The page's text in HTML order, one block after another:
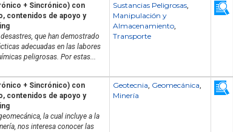
+ Sincrónico) con
contenidos de apoyo y
que han demostrado
adecuadas en las labores
peligrosas. Por estas...
Sustancias Peligrosas,
Manipulación y
Almacenamiento,
Transporte
+ Sincrónico) con
contenidos de apoyo y
la cual incluye a la
nos interesa conocer las
Geotecnia, Geomecánica,
Minería